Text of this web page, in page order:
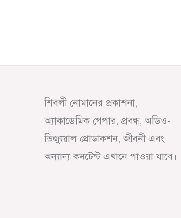
শিবলী নোমানের প্রকাশনা,
অ্যাকাডেমিক পেপার, প্রবন্ধ, অডিও-
ভিজ্যুয়াল প্রোডাকশন, জীবনী এবং
অন্যান্য কনটেন্ট এখানে পাওয়া যাবে।